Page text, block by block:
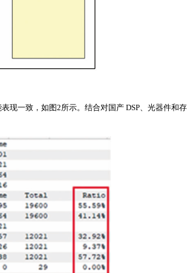
现一致，如图2所示。结合对国产 DSP、光器件和存